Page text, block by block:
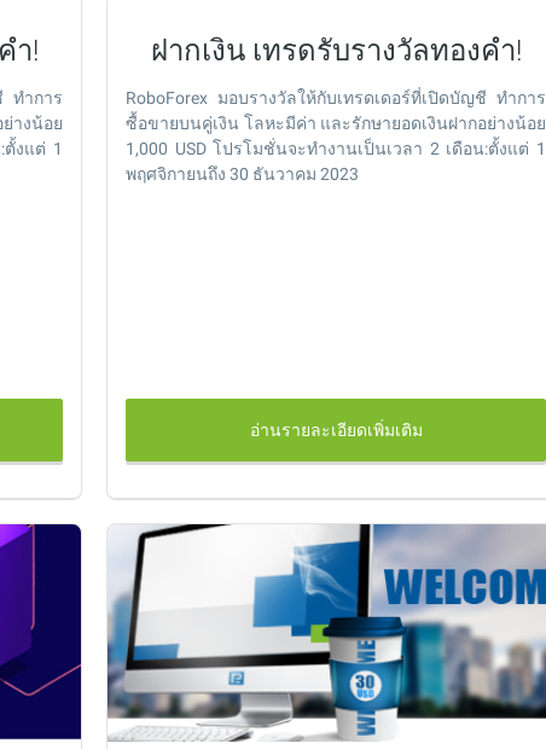
ำ!
ทำการ
างน้อย
ตั้งแต่ 1
ฝากเงิน เทรดรับรางวัลทองคำ!
RoboForex มอบรางวัลให้กับเทรดเดอร์ที่เปิดบัญชี ทำการ
ซื้อขายบนคู่เงิน โลหะมีค่า และรักษายอดเงินฝากอย่างน้อย
1,000 USD โปรโมชั่นจะทำงานเป็นเวลา 2 เดือน:ตั้งแต่ 1
พฤศจิกายนถึง 30 ธันวาคม 2023
อ่านรายละเอียดเพิ่มเติม